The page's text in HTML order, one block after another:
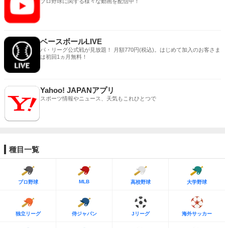
ベースボールLIVE
パ・リーグ公式戦が見放題！ 月額770円(税込)。はじめて加入のお客さま
は初回1ヵ月無料！
Yahoo! JAPANアプリ
スポーツ情報やニュース、天気もこれひとつで
種目一覧
プロ野球 MLB 高校野球 大学野球
独立リーグ 侍ジャパン Jリーグ 海外サッカー